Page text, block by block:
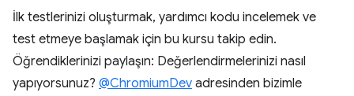
İlk testlerinizi oluşturmak, yardımcı kodu incelemek ve
test etmeye başlamak için bu kursu takip edin.
Öğrendiklerinizi paylaşın: Değerlendirmelerinizi nasıl
yapıyorsunuz? @ChromiumDev adresinden bizimle